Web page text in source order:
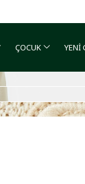
ÇOCUK YENİ